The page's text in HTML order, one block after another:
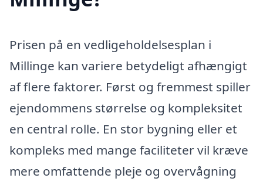
Prisen på en vedligeholdelsesplan i
Millinge kan variere betydeligt afhængigt
af flere faktorer. Først og fremmest spiller
ejendommens størrelse og kompleksitet
en central rolle. En stor bygning eller et
kompleks med mange faciliteter vil kræve
mere omfattende pleje og overvågning